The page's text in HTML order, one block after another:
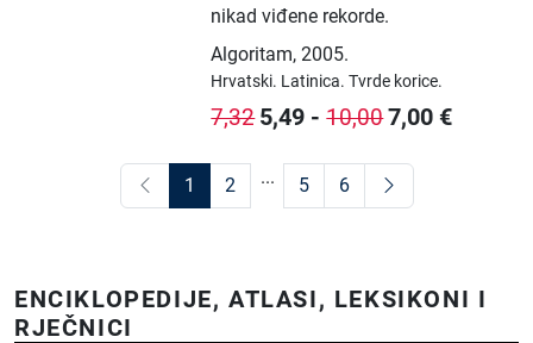
nikad viđene rekorde.
Algoritam,2005.
Hrvatski. Latinica.Tvrde korice.
7,32 5,49 -10,007,00 €
1 2 ... 5 6
ENCIKLOPEDIJE, ATLASI, LEKSIKONI I
RJEČNICI